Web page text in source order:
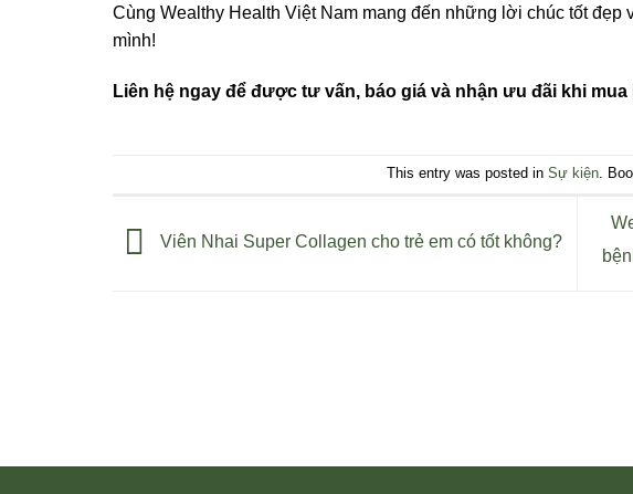
Cùng Wealthy Health Việt Nam mang đến những lời chúc tốt đẹp
mình!
Liên hệ ngay để được tư vấn, báo giá và nhận ưu đãi khi mua
This entry was posted in Sự kiện.
Viên Nhai Super Collagen cho trẻ em có tốt không?